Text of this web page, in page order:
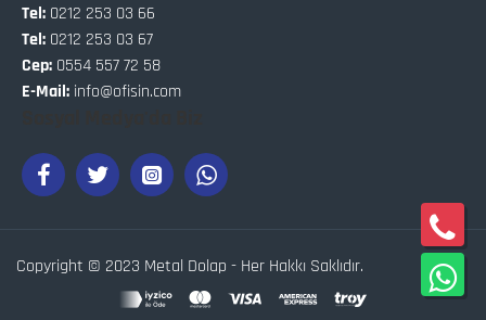
Tel: 0212 253 03 66
Tel: 0212 253 03 67
Cep: 0554 557 72 58
E-Mail: info@ofisin.com
Copyright © 2023 Metal Dolap - Her Hakkı Saklıdır.